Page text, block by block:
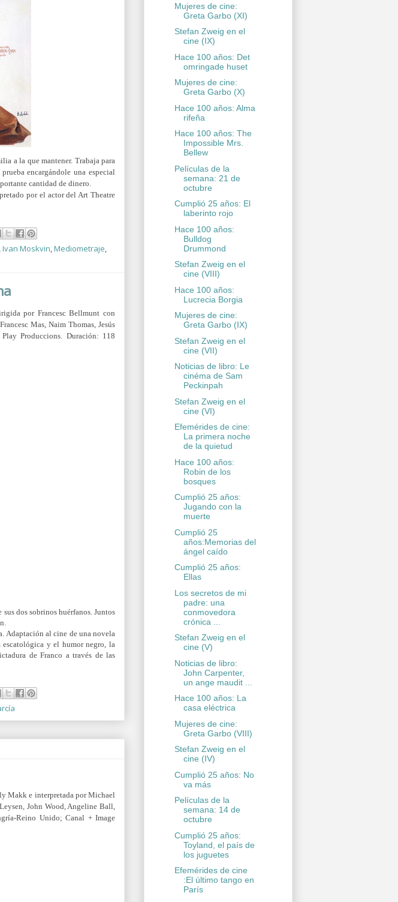
a la que mantener. Trabaja para
encargándole una especial
cantidad de dinero.
por el actor del Art Theatre
,Ivan Moskvin,Mediometraje,
por Francesc Bellmunt con
Mas, Naim Thomas, Jesús
Produccions. Duración: 118
sus dos sobrinos huérfanos. Juntos
Adaptación al cine de una novela
y el humor negro, la
de Franco a través de las
Makk e interpretada por Michael
John Wood, Angeline Ball,
Reino Unido; Canal + Image
Mujeres de cine:
Greta Garbo (XI)
Stefan Zweig en el
cine (IX)
Hace 100 años: Det
omringade huset
Mujeres de cine:
Greta Garbo (X)
Hace 100 años: Alma
rifeña
Hace 100 años: The
Impossible Mrs.
Bellew
Películas de la
semana: 21 de
octubre
Cumplió 25 años: El
laberinto rojo
Hace 100 años:
Bulldog
Drummond
Stefan Zweig en el
cine (VIII)
Hace 100 años:
Lucrecia Borgia
Mujeres de cine:
Greta Garbo (IX)
Stefan Zweig en el
cine (VII)
Noticias de libro: Le
cinéma de Sam
Peckinpah
Stefan Zweig en el
cine (VI)
Efemérides de cine:
La primera noche
de la quietud
Hace 100 años:
Robin de los
bosques
Cumplió 25 años:
Jugando con la
muerte
Cumplió 25
años:Memorias del
ángel caído
Cumplió 25 años:
Ellas
Los secretos de mi
padre: una
conmovedora
crónica ...
Stefan Zweig en el
cine (V)
Noticias de libro:
John Carpenter,
un ange maudit ...
Hace 100 años: La
casa eléctrica
Mujeres de cine:
Greta Garbo (VIII)
Stefan Zweig en el
cine (IV)
Cumplió 25 años: No
va más
Películas de la
semana: 14 de
octubre
Cumplió 25 años:
Toyland, el país de
los juguetes
Efemérides de cine
:El último tango en
París